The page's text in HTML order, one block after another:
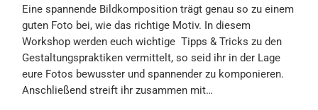
Eine spannende Bildkomposition trägt genau so zu einem
guten Foto bei, wie das richtige Motiv. In diesem
Workshop werden euch wichtige Tipps & Tricks zu den
Gestaltungspraktiken vermittelt, so seid ihr in der Lage
eure Fotos bewusster und spannender zu komponieren.
Anschließend streift ihr zusammen mit…